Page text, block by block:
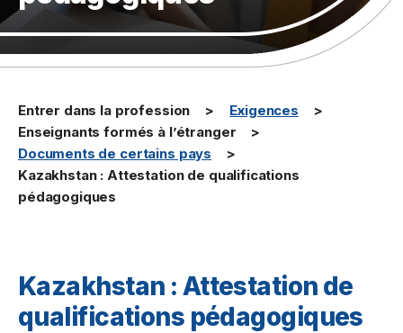
Entrer dans la profession
Exigences
Enseignants formés à l’étranger
Documents de certains pays
Kazakhstan : Attestation de qualifications
pédagogiques
Kazakhstan : Attestation de
qualifications pédagogiques